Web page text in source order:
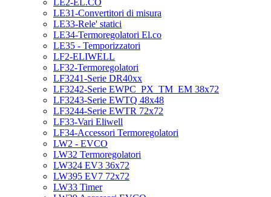
LE2-EL.CO
LE31-Convertitori di misura
LE33-Rele' statici
LE34-Termoregolatori El.co
LE35 - Temporizzatori
LF2-ELIWELL
LF32-Termoregolatori
LF3241-Serie DR40xx
LF3242-Serie EWPC_PX_TM_EM 38x72
LF3243-Serie EWTQ 48x48
LF3244-Serie EWTR 72x72
LF33-Vari Eliwell
LF34-Accessori Termoregolatori
LW2 - EVCO
LW32 Termoregolatori
LW324 EV3 36x72
LW395 EV7 72x72
LW33 Timer